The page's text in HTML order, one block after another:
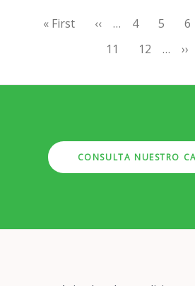
Primera
« First
Página
‹‹ … Page
4 Page
5 6
Page
11 Page
12 … ››
CONSULTA NUESTRO